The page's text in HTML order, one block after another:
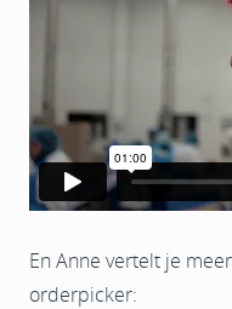
En Anne vertelt je
orderpicker: